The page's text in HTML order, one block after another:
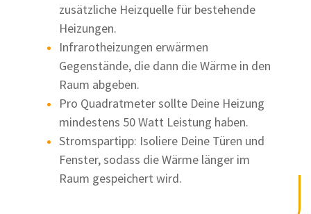
zusätzliche Heizquelle für bestehende
Heizungen.
Infrarotheizungen erwärmen
Gegenstände, die dann die Wärme in den
Raum abgeben.
Pro Quadratmeter sollte Deine Heizung
mindestens 50 Watt Leistung haben.
Stromspartipp: Isoliere Deine Türen und
Fenster, sodass die Wärme länger im
Raum gespeichert wird.